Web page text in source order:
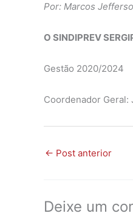
Por: Marcos
O SINDIPREV
Gestão 2020/2024
Coordenador Geral:
← Post anterior
Deixe um